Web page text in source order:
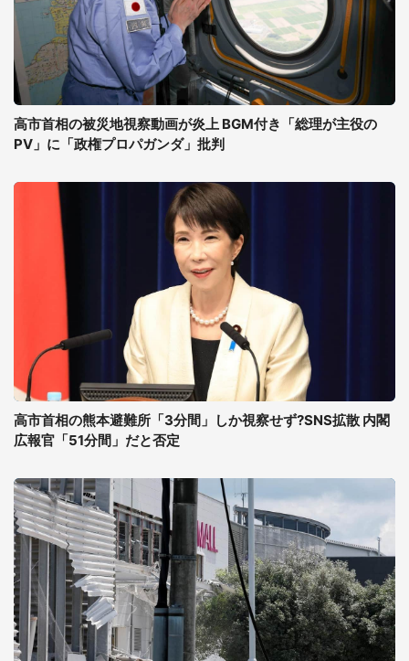
高市首相の被災地視察動画が炎上 BGM付き「総理が主役の
PV」に「政権プロパガンダ」批判
高市首相の熊本避難所「3分間」しか視察せず?SNS拡散 内閣
広報官「51分間」だと否定